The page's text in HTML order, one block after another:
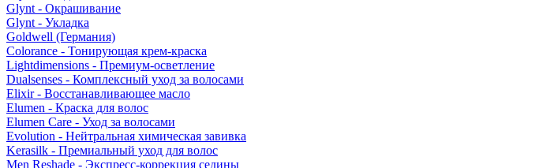
Glynt - Окрашивание
Glynt - Укладка
Goldwell (Германия)
Colorance - Тонирующая крем-краска
Lightdimensions - Премиум-осветление
Dualsenses - Комплексный уход за волосами
Elixir - Восстанавливающее масло
Elumen - Краска для волос
Elumen Care - Уход за волосами
Evolution - Нейтральная химическая завивка
Kerasilk - Премиальный уход для волос
Men Reshade - Экспресс-коррекция седины